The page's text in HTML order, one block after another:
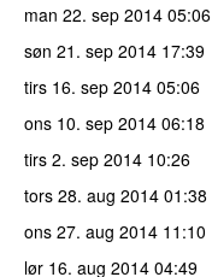
man 22. sep 2014 05:06
søn 21. sep 2014 17:39
tirs 16. sep 2014 05:06
ons 10. sep 2014 06:18
tirs 2. sep 2014 10:26
tors 28. aug 2014 01:38
ons 27. aug 2014 11:10
lør 16. aug 2014 04:49